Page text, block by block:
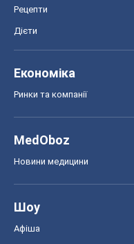
Рецепти
Дієти
Економіка
Ринки та компанії
MedOboz
Новини медицини
Шоу
Афіша